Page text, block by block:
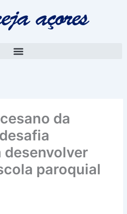
da
desenvolver
paroquial